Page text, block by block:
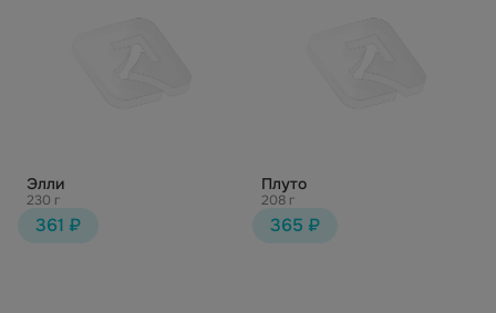
Элли
230 г
361 ₽
Плуто
208 г
365 ₽